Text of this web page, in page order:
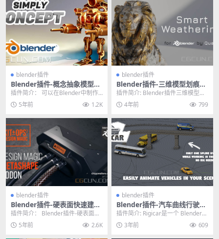
blender插件
Blender插件-概念抽象模型建
模插件 Simply Concept For
Blender 2.93
插件简介： 可以在Blender中制作
一些没有具体细节的，抽象概念模
型，也可以调...
5年前 1.2K
blender插件
Blender插件-三维模型划痕污
垢做旧插件 Smart Weatheri
ng v2.0.0
插件简介: Blender插件三维模型划
痕污垢做旧插件 Smart Weathe...
4年前 799
blender插件
Blender插件-硬表面快速建模
插件 Kit Ops Design Magic
插件简介： Blender插件-硬表面快
速建模插件Design Magic是Bl...
5年前 2.6K
blender插件
Blender插件-汽车曲线行驶路
径动画插件 Rigicar v2.2.0
插件简介: Rigicar是一个 Blender
附加组件，用于简单逼真的车辆
动...3年前 609